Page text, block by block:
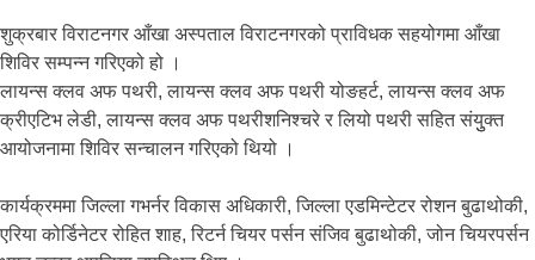
शुक्रबार विराटनगर आँखा अस्पताल विराटनगरको प्राविधक सहयोगमा आँखा
शिविर सम्पन्न गरिएको हो ।
लायन्स क्लव अफ पथरी, लायन्स क्लव अफ पथरी योङहर्ट, लायन्स क्लव अफ
क्रीएटिभ लेडी, लायन्स क्लव अफ पथरीशनिश्चरे र लियो पथरी सहित संयुुक्त
आयोजनामा शिविर सन्चालन गरिएको थियो ।
कार्यक्रममा जिल्ला गभर्नर विकास अधिकारी, जिल्ला एडमिन्टेटर रोशन बुढाथोकी,
एरिया कोर्डिनेटर रोहित शाह, रिटर्न चियर पर्सन संजिव बुढाथोकी, जोन चियरपर्सन